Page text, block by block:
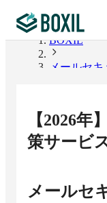
カテゴリから探す
記事から探す
BOXIL
メールセ
【2026年】
策サービ
メールセ